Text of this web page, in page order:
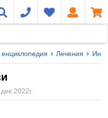
Лечения
2022г.